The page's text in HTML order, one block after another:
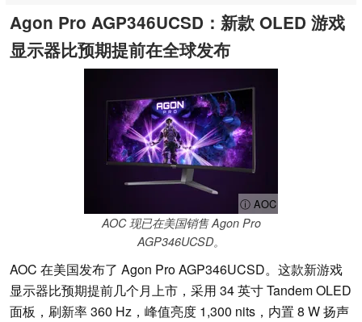
Agon Pro AGP346UCSD：新款 OLED 游戏
显示器比预期提前在全球发布
ⓘ AOC
AOC 现已在美国销售 Agon Pro
AGP346UCSD。
AOC 在美国发布了 Agon Pro AGP346UCSD。这款新游戏
显示器比预期提前几个月上市，采用 34 英寸 Tandem OLED
面板，刷新率 360 Hz，峰值亮度 1,300 nits，内置 8 W 扬声